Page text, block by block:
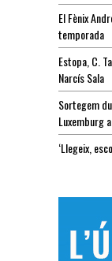
El Fènix
temporada
Estopa, C.
Narcís Sala
Sortegem
Luxemburg
‘Llegeix,